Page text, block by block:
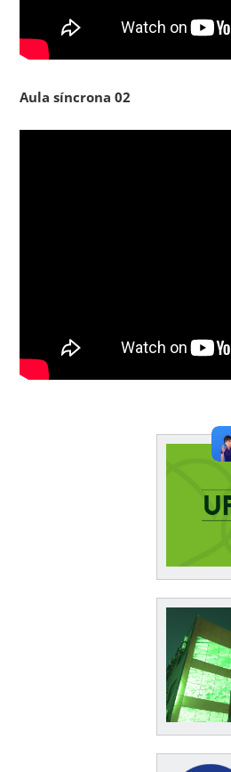
Aula síncrona 02